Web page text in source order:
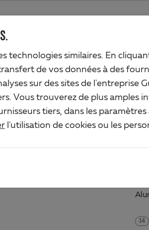
technologies similaires. En
de vos données à des
sur des sites de l'entreprise
Vous trouverez de plus amples
tiers, dans les
l'utilisation de cookies ou les
14